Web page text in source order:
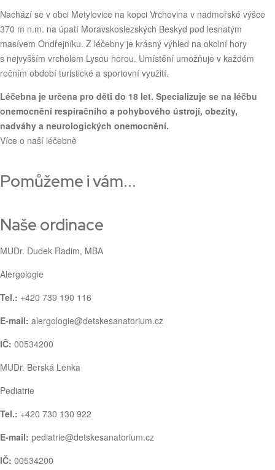
Nachází se v obci Metylovice na kopci Vrchovina v nadmořské výšce
370 m n.m. na úpatí Moravskoslezských Beskyd pod lesnatým
masívem Ondřejníku. Z léčebny je krásný výhled na okolní hory
s nejvyšším vrcholem Lysou horou. Umístění umožňuje v každém
ročním období turistické a sportovní využití.
Léčebna je určena pro děti do 18 let. Specializuje se na léčbu
onemocnění respiračního a pohybového ústrojí, obezity,
nadváhy a neurologických onemocnění.
Více o naší léčebně
Pomůžeme i vám...
Naše ordinace
MUDr. Dudek Radim, MBA
Alergologie
Tel.: +420 739 190 116
E-mail: alergologie@detskesanatorium.cz
IČ: 00534200
MUDr. Berská Lenka
Pediatrie
Tel.: +420 730 130 922
E-mail: pediatrie@detskesanatorium.cz
IČ: 00534200